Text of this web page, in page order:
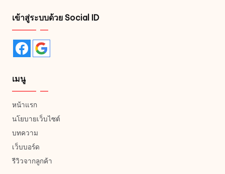
เข้าสู่ระบบด้วย Social ID
เมนู
หน้าแรก
นโยบายเว็บไซต์
บทความ
เว็บบอร์ด
รีวิวจากลูกค้า